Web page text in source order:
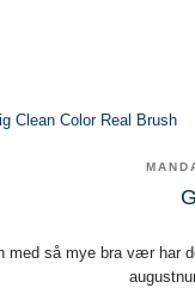
Clean Color Real Brush
med så mye bra vær